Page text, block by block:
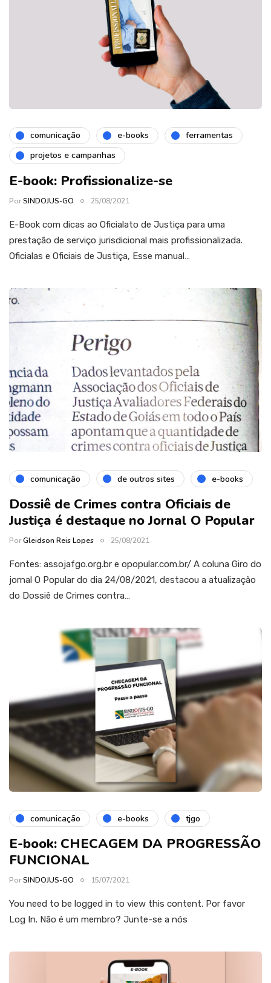
comunicação e-books
ferramentas
projetos e campanhas
E-book: Profissionalize-se
PorSINDOJUS-GO 25/08/2021
E-Book com dicas ao Oficialato de Justiça para uma
prestação de serviço jurisdicional mais profissionalizada.
Oficialas e Oficiais de Justiça, Esse manual…
comunicação de outros sites e-books
Dossiê de Crimes contra Oficiais de
Justiça é destaque no Jornal O Popular
PorGleidson Reis Lopes 25/08/2021
Fontes: assojafgo.org.br e opopular.com.br/ A coluna Giro do
jornal O Popular do dia 24/08/2021, destacou a atualização
do Dossiê de Crimes contra…
comunicação e-books tjgo
E-book: CHECAGEM DA PROGRESSÃO
FUNCIONAL
PorSINDOJUS-GO 15/07/2021
You need to be logged in to view this content. Por favor
Log In. Não é um membro? Junte-se a nós